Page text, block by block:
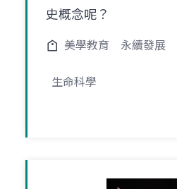
史概念呢？
美學教育 永續發展
生命科學